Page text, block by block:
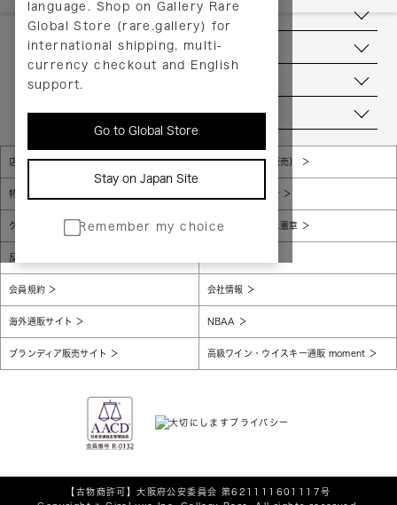
language. Shop on Gallery Rare
Global Store (rare.gallery) for
international shipping, multi-
currency checkout and English
support.
Go to Global Store
Stay on Japan Site
Remember my choice
ヘルプ
お問い合わせ
当店について
店舗一覧 販売規約（店頭販売）
特定商取引法に基づく表示 個人情報保護方針
グローバルプライバシーポリシー コンプライアンス憲章
反社会的勢力に対する基本方針
会員規約 会社情報
海外通販サイト NBAA
ブランディア販売サイト 高級ワイン・ウイスキー通販 moment
【古物商許可】大阪府公安委員会 第621111601117号